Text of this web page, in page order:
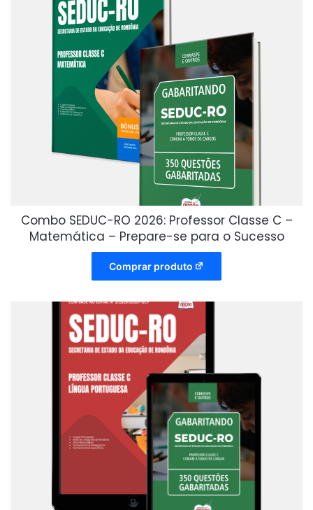
Combo SEDUC-RO 2026: Professor Classe C –
Matemática – Prepare-se para o Sucesso
Comprar produto